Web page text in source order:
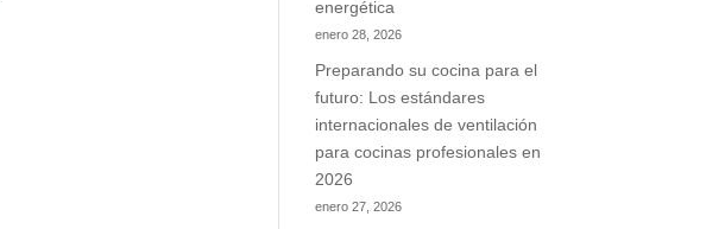
energética
enero 28, 2026
Preparando su cocina para el
futuro: Los estándares
internacionales de ventilación
para cocinas profesionales en
2026
enero 27, 2026